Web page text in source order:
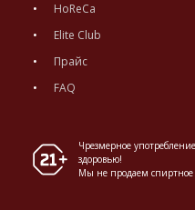
HoReCa
Elite Club
Прайс
FAQ
Чрезмерное
здоровью!
Мы не продаем